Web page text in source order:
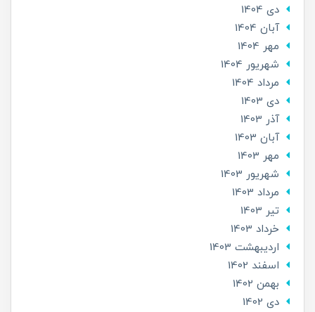
دی 1404
آبان 1404
مهر 1404
شهریور 1404
مرداد 1404
دی 1403
آذر 1403
آبان 1403
مهر 1403
شهریور 1403
مرداد 1403
تير 1403
خرداد 1403
ارديبهشت 1403
اسفند 1402
بهمن 1402
دی 1402